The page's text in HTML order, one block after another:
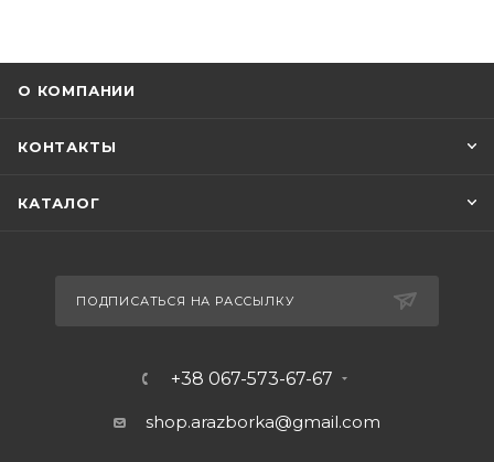
О КОМПАНИИ
КОНТАКТЫ
КАТАЛОГ
ПОДПИСАТЬСЯ НА РАССЫЛКУ
+38 067-573-67-67
shop.arazborka@gmail.com